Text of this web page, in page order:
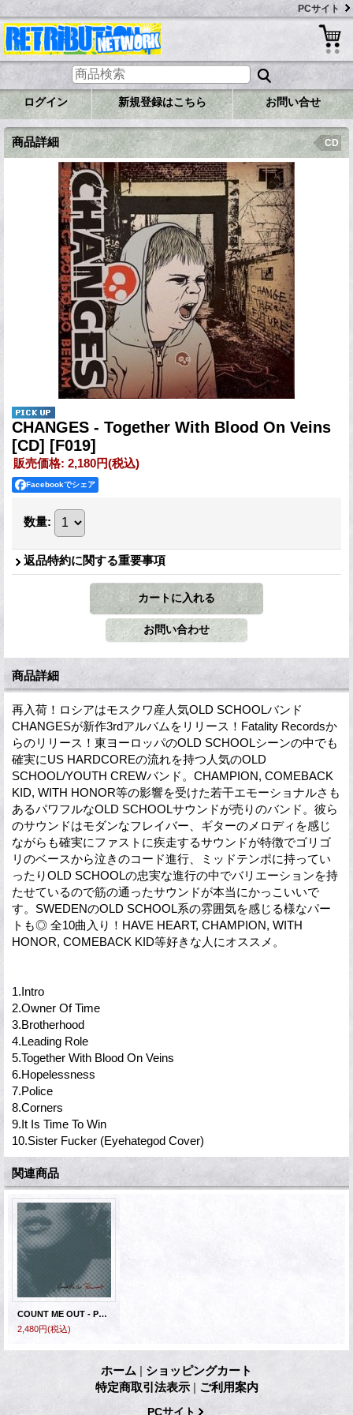
PCサイト
ログイン 新規登録はこちら お問い合せ
商品詳細 CD
CHANGES - Together With Blood On Veins
[CD] [F019]
販売価格: 2,180円(税込)
Facebookでシェア
数量:
返品特約に関する重要事項
商品詳細
再入荷！ロシアはモスクワ産人気OLD SCHOOLバンド
CHANGESが新作3rdアルバムをリリース！Fatality Recordsか
らのリリース！東ヨーロッパのOLD SCHOOLシーンの中でも
確実にUS HARDCOREの流れを持つ人気のOLD
SCHOOL/YOUTH CREWバンド。CHAMPION, COMEBACK
KID, WITH HONOR等の影響を受けた若干エモーショナルさも
あるパワフルなOLD SCHOOLサウンドが売りのバンド。彼ら
のサウンドはモダンなフレイバー、ギターのメロディを感じ
ながらも確実にファストに疾走するサウンドが特徴でゴリゴ
リのベースから泣きのコード進行、ミッドテンポに持ってい
ったりOLD SCHOOLの忠実な進行の中でバリエーションを持
たせているので筋の通ったサウンドが本当にかっこいいで
す。SWEDENのOLD SCHOOL系の雰囲気を感じる様なパー
トも◎ 全10曲入り！HAVE HEART, CHAMPION, WITH
HONOR, COMEBACK KID等好きな人にオススメ。
1.Intro
2.Owner Of Time
3.Brotherhood
4.Leading Role
5.Together With Blood On Veins
6.Hopelessness
7.Police
8.Corners
9.It Is Time To Win
10.Sister Fucker (Eyehategod Cover)
関連商品
COUNT ME OUT - Permanent [CD]
2,480円(税込)
ホーム | ショッピングカート
特定商取引法表示 | ご利用案内
PCサイト